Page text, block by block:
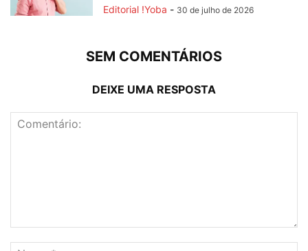
Editorial !Yoba - 30 de julho de 2026
SEM COMENTÁRIOS
DEIXE UMA RESPOSTA